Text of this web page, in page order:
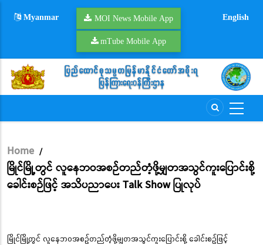
Myanmar MOI News Mobile App
mTube Mobile App
English
Breadcrumb
Home /
မြိုင်မြို့တွင် လူနေဘဝအစဉ်တည်တံ့ဖို့မျှတအသွင်ကူးပြောင်းစို့
ခေါင်းစဉ်ဖြင့် အသိပညာပေး Talk Show ပြုလုပ်
မြိုင်မြို့တွင် လူနေဘဝအစဉ်တည်တံ့ဖို့မျှတအသွင်ကူးပြောင်းစို့ ခေါင်းစဉ်ဖြင့်